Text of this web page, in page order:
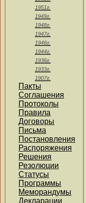
1951г.
1949г.
1948г.
1947г.
1946г.
1944г.
1936г.
1933г.
1907г.
Пакты
Соглашения
Протоколы
Правила
Договоры
Письма
Постановления
Распоряжения
Решения
Резолюции
Статусы
Программы
Меморандумы
Декларации